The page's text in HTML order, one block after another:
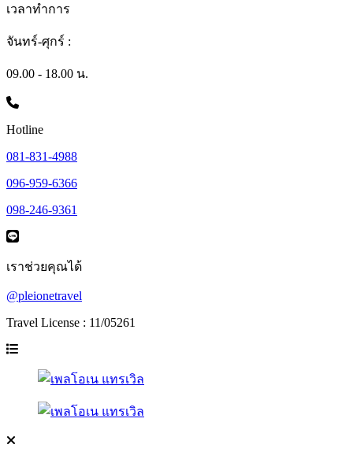
เวลาทำการ
จันทร์-ศุกร์ :
09.00 - 18.00 น.
Hotline
081-831-4988
096-959-6366
098-246-9361
เราช่วยคุณได้
@pleionetravel
Travel License : 11/05261